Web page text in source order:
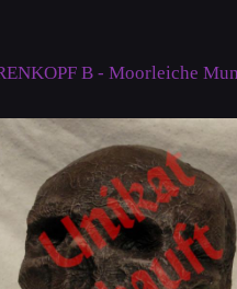
B - Moorleiche